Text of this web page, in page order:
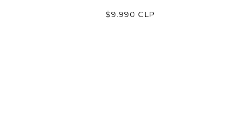
$9.990 CLP